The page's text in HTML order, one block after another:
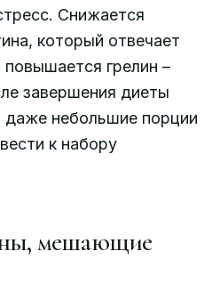
Снижается
который отвечает
грелин –
завершения диеты
даже небольшие порции
к набору
мешающие